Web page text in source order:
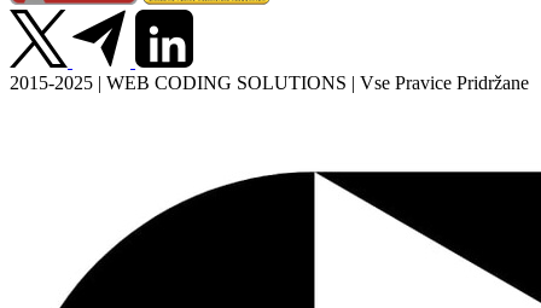
2015-2025 | WEB CODING SOLUTIONS | Vse Pravice Pridržane